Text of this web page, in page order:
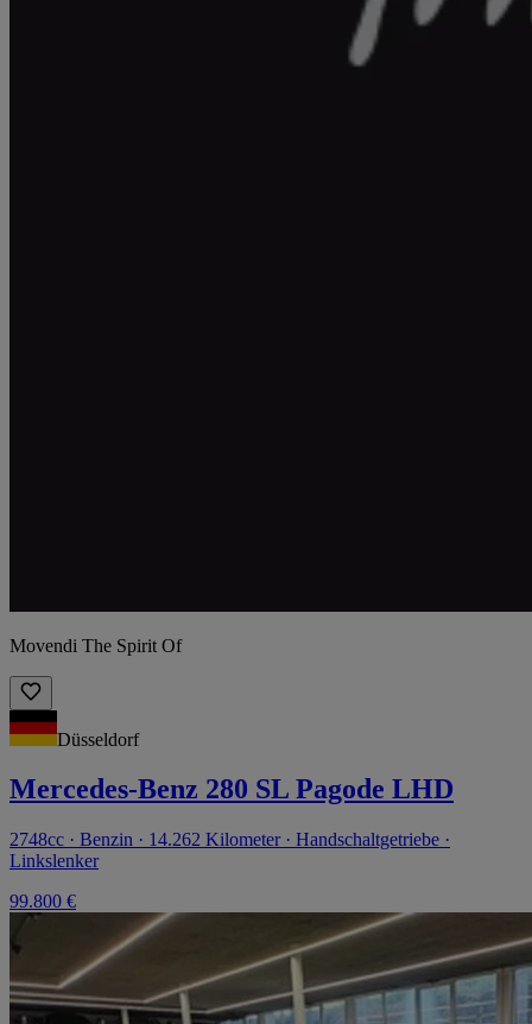
Movendi The Spirit Of
Düsseldorf
Mercedes-Benz 280 SL Pagode LHD
2748cc · Benzin · 14.262 Kilometer · Handschaltgetriebe ·
Linkslenker
99.800 €